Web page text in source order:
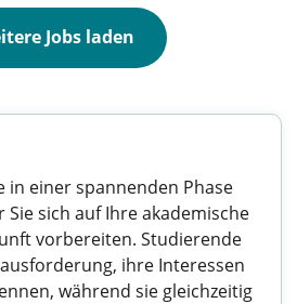
Jobs laden
in einer spannenden Phase
Sie sich auf Ihre akademische
vorbereiten. Studierende
ihre Interessen
während sie gleichzeitig